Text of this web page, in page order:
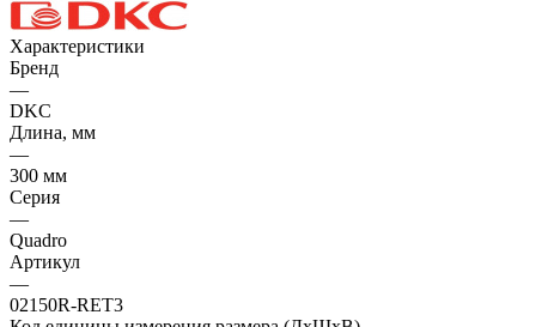
Характеристики
Бренд
—
DKC
Длина, мм
—
300 мм
Серия
—
Quadro
Артикул
—
02150R-RET3